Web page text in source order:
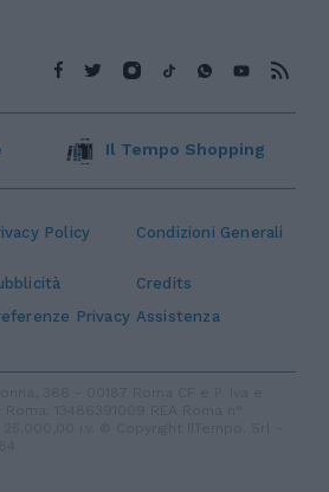
Policy Condizioni Generali
Credits
Privacy Assistenza
Il Tempo Shopping